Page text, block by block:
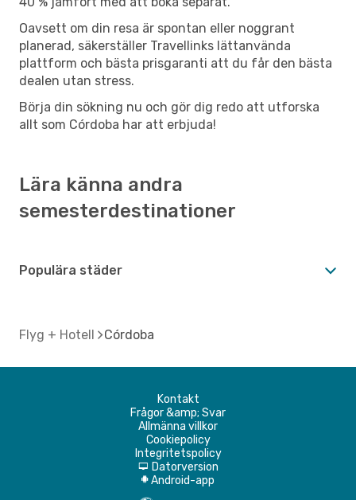
Oavsett om din resa är spontan eller noggrant
planerad, säkerställer Travellinks lättanvända
plattform och bästa prisgaranti att du får den bästa
dealen utan stress.
Börja din sökning nu och gör dig redo att utforska
allt som Córdoba har att erbjuda!
Lära känna andra
semesterdestinationer
Populära städer
Flyg + Hotell Córdoba
Kontakt
Frågor &amp; Svar
Allmänna villkor
Cookiepolicy
Integritetspolicy
d Datorversion
A Android-app